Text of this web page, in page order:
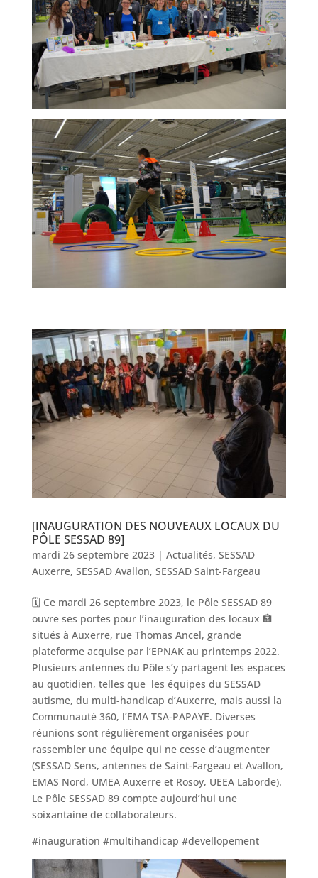
[INAUGURATION DES NOUVEAUX LOCAUX DU
PÔLE SESSAD 89]
mardi 26 septembre 2023| Actualités, SESSAD
Auxerre, SESSAD Avallon, SESSAD Saint-Fargeau
🗓 Ce mardi 26 septembre 2023, le Pôle SESSAD 89
ouvre ses portes pour l’inauguration des locaux 🏣
situés à Auxerre, rue Thomas Ancel, grande
plateforme acquise par l’EPNAK au printemps 2022.
Plusieurs antennes du Pôle s’y partagent les espaces
au quotidien, telles que les équipes du SESSAD
autisme, du multi-handicap d’Auxerre, mais aussi la
Communauté 360, l’EMA TSA-PAPAYE. Diverses
réunions sont régulièrement organisées pour
rassembler une équipe qui ne cesse d’augmenter
(SESSAD Sens, antennes de Saint-Fargeau et Avallon,
EMAS Nord, UMEA Auxerre et Rosoy, UEEA Laborde).
Le Pôle SESSAD 89 compte aujourd’hui une
soixantaine de collaborateurs.
#inauguration #multihandicap #devellopement